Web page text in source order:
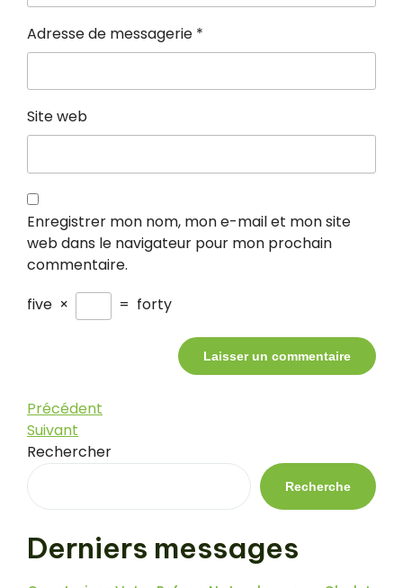
Adresse de messagerie *
Site web
Enregistrer mon nom, mon e-mail et mon site
web dans le navigateur pour mon prochain
commentaire.
five × = forty
Navigation
de
l’article
Article
précédent
Précédent
Article
suivant
Suivant
Rechercher
Recherche
Derniers messages